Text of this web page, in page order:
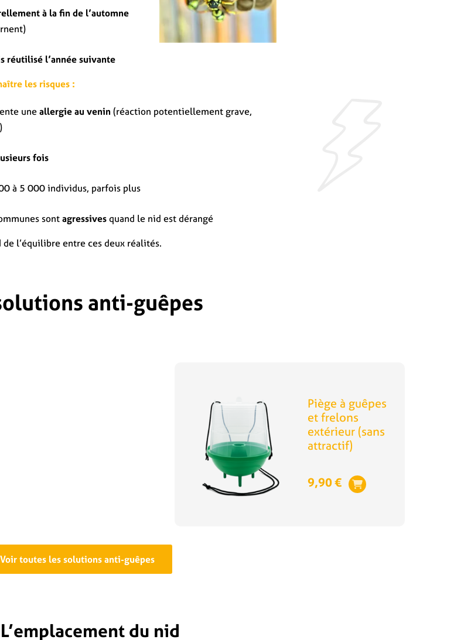
à la fin de l’automne
réutilisé l’année suivante
les risques :
uneallergie au venin(réaction potentiellement grave,
fois
à 5 000 individus, parfois plus
sontagressivesquand le nid est dérangé
l’équilibre entre ces deux réalités.
anti-guêpes
Piège à guêpes
et frelons
extérieur (sans
attractif)
9,90€
Voir toutes les solutions anti-guêpes
du nid